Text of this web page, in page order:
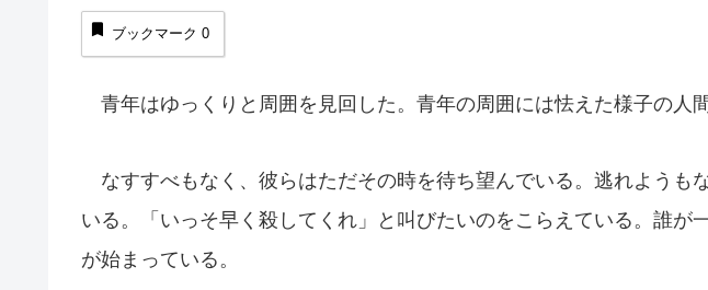
ブックマーク 0
青年はゆっくりと周囲を見回した。青年の周囲には怯えた様子の人
なすすべもなく、彼らはただその時を待ち望んでいる。逃れようも
いる。「いっそ早く殺してくれ」と叫びたいのをこらえている。誰が
が始まっている。